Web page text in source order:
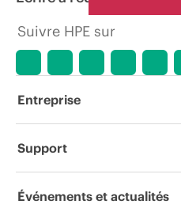
Suivre HPE sur
Entreprise
À propos de HPE
Support
Services d’assistance
Événements et actualités